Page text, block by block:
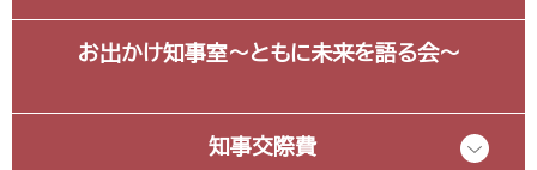
お出かけ知事室～ともに未来を語る会～
知事交際費